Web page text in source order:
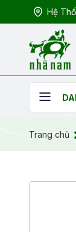
Hệ
Trang chủ